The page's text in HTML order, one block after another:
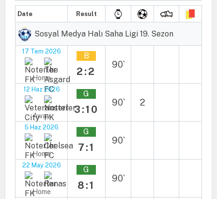
Date Result
Sosyal Medya Halı Saha Ligi 19. Sezon
17 Tem 2026
Home
B
2:2
90`
12 Haz 2026
Away
G
3:10
90` 2
5 Haz 2026
Home
G
7:1
90`
22 May 2026
Home
G
8:1
90`